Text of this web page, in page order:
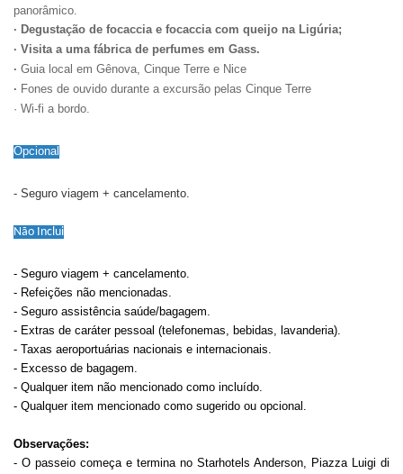
panorâmico.
· Degustação de focaccia e focaccia com queijo na Ligúria;
· Visita a uma fábrica de perfumes em Gass.
· Guia local em Gênova, Cinque Terre e Nice
· Fones de ouvido durante a excursão pelas Cinque Terre
· Wi-fi a bordo.
Opcional
- Seguro viagem + cancelamento.
Não Inclui
- Seguro viagem + cancelamento.
- Refeições não mencionadas.
- Seguro assistência saúde/bagagem.
- Extras de caráter pessoal (telefonemas, bebidas, lavanderia).
- Taxas aeroportuárias nacionais e internacionais.
- Excesso de bagagem.
- Qualquer item não mencionado como incluído.
- Qualquer item mencionado como sugerido ou opcional.
Observações:
- O passeio começa e termina no Starhotels Anderson, Piazza Luigi di